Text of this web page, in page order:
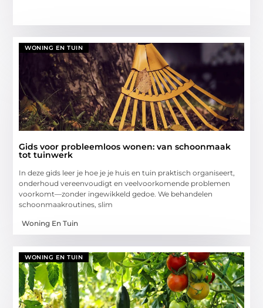
WONING EN TUIN
Gids voor probleemloos wonen: van schoonmaak
tot tuinwerk
In deze gids leer je hoe je je huis en tuin praktisch organiseert,
onderhoud vereenvoudigt en veelvoorkomende problemen
voorkomt—zonder ingewikkeld gedoe. We behandelen
schoonmaakroutines, slim
Woning En Tuin
WONING EN TUIN